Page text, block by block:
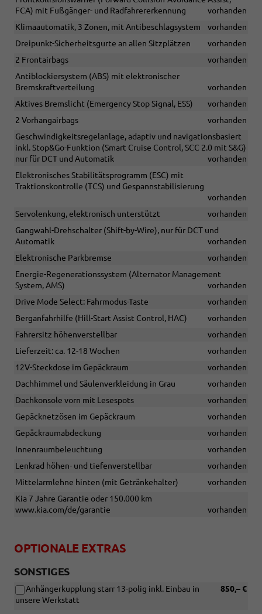
FCA) mit Fußgänger- und Radfahrererkennung
vorhanden
Klimaautomatik, 3 Zonen, mit Antibeschlagsystem
vorhanden
Dreipunkt-Sicherheitsgurte an allen Sitzplätzen
vorhanden
2 Frontairbags
vorhanden
Antiblockiersystem (ABS) mit elektronischer
Bremskraftverteilung
vorhanden
Aktives Bremslicht (Emergency Stop Signal, ESS)
vorhanden
2 Vorhangairbags
vorhanden
Geschwindigkeitsregelanlage, adaptiv und navigationsbasiert
inkl. Stop&Go-Funktion (Smart Cruise Control, SCC 2.0 mit S&G)
nur für DCT und Automatik
vorhanden
Elektronisches Stabilitätsprogramm (ESC) mit
Traktionskontrolle (TCS) und Gespannstabilisierung
vorhanden
Servolenkung, elektronisch unterstützt
vorhanden
Gangwahl-Drehschalter (Shift-by-Wire), nur für DCT und
Automatik
vorhanden
Elektronische Parkbremse
vorhanden
Energie-Regenerationssystem (Alternator Management
System, AMS)
vorhanden
Drive Mode Select: Fahrmodus-Taste
vorhanden
Berganfahrhilfe (Hill-Start Assist Control, HAC)
vorhanden
Fahrersitz höhenverstellbar
vorhanden
Lieferzeit: ca. 12-18 Wochen
vorhanden
12V-Steckdose im Gepäckraum
vorhanden
Dachhimmel und Säulenverkleidung in Grau
vorhanden
Dachkonsole vorn mit Lesespots
vorhanden
Gepäcknetzösen im Gepäckraum
vorhanden
Gepäckraumabdeckung
vorhanden
Innenraumbeleuchtung
vorhanden
Lenkrad höhen- und tiefenverstellbar
vorhanden
Mittelarmlehne hinten (mit Getränkehalter)
vorhanden
Kia 7 Jahre Garantie oder 150.000 km
www.kia.com/de/garantie
vorhanden
OPTIONALE EXTRAS
SONSTIGES
850,– €
Anhängerkupplung starr 13-polig inkl. Einbau in
unsere Werkstatt